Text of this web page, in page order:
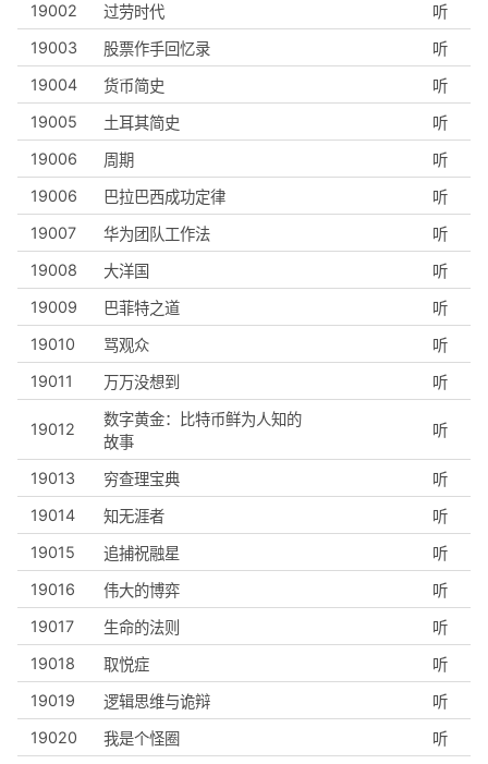
19002
过劳时代
听
19003
股票作手回忆录
听
19004
货币简史
听
19005
土耳其简史
听
19006
周期
听
19006
巴拉巴西成功定律
听
19007
华为团队工作法
听
19008
大洋国
听
19009
巴菲特之道
听
19010
骂观众
听
19011
万万没想到 听
19012
数字黄金：比特币鲜为人知的
故事
听
19013 穷查理宝典
听
19014
知无涯者
听
19015
追捕祝融星
听
19016
伟大的博弈
听
19017
生命的法则
听
19018
取悦症
听
19019
逻辑思维与诡辩
听
19020
我是个怪圈
听